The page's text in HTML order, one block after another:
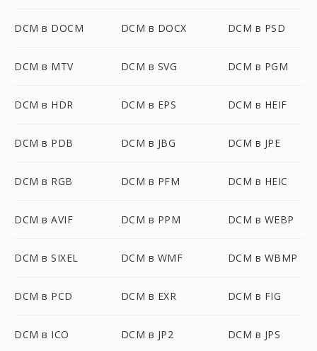
DCM в DOCM DCM в DOCX DCM в PSD
DCM в MTV DCM в SVG DCM в PGM
DCM в HDR DCM в EPS DCM в HEIF
DCM в PDB DCM в JBG DCM в JPE
DCM в RGB DCM в PFM DCM в HEIC
DCM в AVIF DCM в PPM DCM в WEBP
DCM в SIXEL DCM в WMF DCM в WBMP
DCM в PCD DCM в EXR DCM в FIG
DCM в ICO DCM в JP2 DCM в JPS